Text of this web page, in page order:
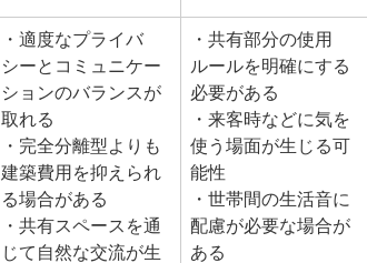
・適度なプライバ
シーとコミュニケー
ションのバランスが
取れる
・完全分離型よりも
建築費用を抑えられ
る場合がある
・共有スペースを通
じて自然な交流が生
・共有部分の使用
ルールを明確にする
必要がある
・来客時などに気を
使う場面が生じる可
能性
・世帯間の生活音に
配慮が必要な場合が
ある